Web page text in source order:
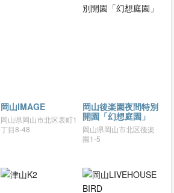
岡山IMAGE
岡山県岡山市北区表町1
丁目8-48
岡山後楽園夜間特別
開園「幻想庭園」
岡山県岡山市北区後楽
園1-5